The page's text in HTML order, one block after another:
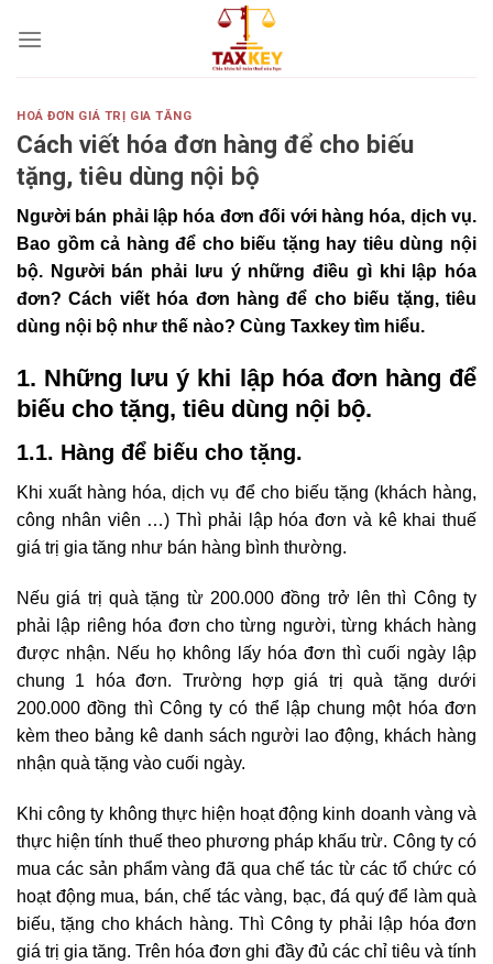
HOÁ ĐƠN GIÁ TRỊ GIA TĂNG
Cách viết hóa đơn hàng để cho biếu
tặng, tiêu dùng nội bộ
Người bán phải lập hóa đơn đối với hàng hóa, dịch vụ.
Bao gồm cả hàng để cho biếu tặng hay tiêu dùng nội
bộ. Người bán phải lưu ý những điều gì khi lập hóa
đơn? Cách viết hóa đơn hàng để cho biếu tặng, tiêu
dùng nội bộ như thế nào? Cùng Taxkey tìm hiểu.
1. Những lưu ý khi lập hóa đơn hàng để
biếu cho tặng, tiêu dùng nội bộ.
1.1. Hàng để biếu cho tặng.
Khi xuất hàng hóa, dịch vụ để cho biếu tặng (khách hàng,
công nhân viên …) Thì phải lập hóa đơn và kê khai thuế
giá trị gia tăng như bán hàng bình thường.
Nếu giá trị quà tặng từ 200.000 đồng trở lên thì Công ty
phải lập riêng hóa đơn cho từng người, từng khách hàng
được nhận. Nếu họ không lấy hóa đơn thì cuối ngày lập
chung 1 hóa đơn. Trường hợp giá trị quà tặng dưới
200.000 đồng thì Công ty có thể lập chung một hóa đơn
kèm theo bảng kê danh sách người lao động, khách hàng
nhận quà tặng vào cuối ngày.
Khi công ty không thực hiện hoạt động kinh doanh vàng và
thực hiện tính thuế theo phương pháp khấu trừ. Công ty có
mua các sản phẩm vàng đã qua chế tác từ các tổ chức có
hoạt động mua, bán, chế tác vàng, bạc, đá quý để làm quà
biếu, tặng cho khách hàng. Thì Công ty phải lập hóa đơn
giá trị gia tăng. Trên hóa đơn ghi đầy đủ các chỉ tiêu và tính